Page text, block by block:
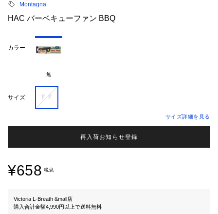
Montagna
HAC バーベキューファン BBQ
カラー
無
サイズ ＦＦ
サイズ詳細を見る
再入荷お知らせ登録
¥658 税込
Victoria L-Breath &mall店
購入合計金額4,990円以上で送料無料